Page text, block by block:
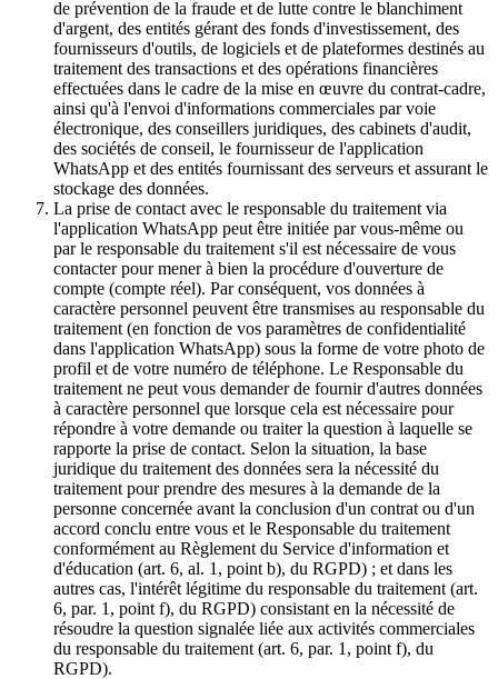
de prévention de la fraude et de lutte contre le blanchiment
d'argent, des entités gérant des fonds d'investissement, des
fournisseurs d'outils, de logiciels et de plateformes destinés au
traitement des transactions et des opérations financières
effectuées dans le cadre de la mise en œuvre du contrat-cadre,
ainsi qu'à l'envoi d'informations commerciales par voie
électronique, des conseillers juridiques, des cabinets d'audit,
des sociétés de conseil, le fournisseur de l'application
WhatsApp et des entités fournissant des serveurs et assurant le
stockage des données.
La prise de contact avec le responsable du traitement via
l'application WhatsApp peut être initiée par vous-même ou
par le responsable du traitement s'il est nécessaire de vous
contacter pour mener à bien la procédure d'ouverture de
compte (compte réel). Par conséquent, vos données à
caractère personnel peuvent être transmises au responsable du
traitement (en fonction de vos paramètres de confidentialité
dans l'application WhatsApp) sous la forme de votre photo de
profil et de votre numéro de téléphone. Le Responsable du
traitement ne peut vous demander de fournir d'autres données
à caractère personnel que lorsque cela est nécessaire pour
répondre à votre demande ou traiter la question à laquelle se
rapporte la prise de contact. Selon la situation, la base
juridique du traitement des données sera la nécessité du
traitement pour prendre des mesures à la demande de la
personne concernée avant la conclusion d'un contrat ou d'un
accord conclu entre vous et le Responsable du traitement
conformément au Règlement du Service d'information et
d'éducation (art. 6, al. 1, point b), du RGPD) ; et dans les
autres cas, l'intérêt légitime du responsable du traitement (art.
6, par. 1, point f), du RGPD) consistant en la nécessité de
résoudre la question signalée liée aux activités commerciales
du responsable du traitement (art. 6, par. 1, point f), du
RGPD).